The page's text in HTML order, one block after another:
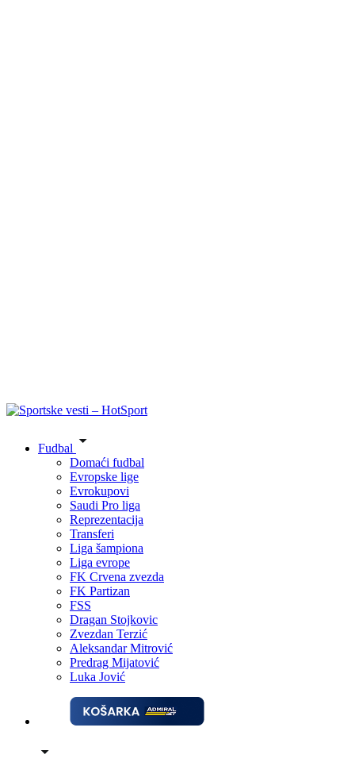
Fudbal
Domaći fudbal
Evropske lige
Evrokupovi
Saudi Pro liga
Reprezentacija
Transferi
Liga šampiona
Liga evrope
FK Crvena zvezda
FK Partizan
FSS
Dragan Stojkovic
Zvezdan Terzić
Aleksandar Mitrović
Predrag Mijatović
Luka Jović